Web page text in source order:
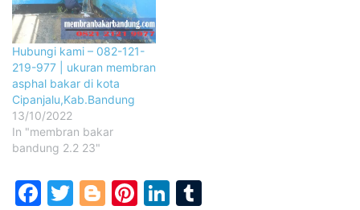
Hubungi kami – 082-121-
219-977 | ukuran membran
asphal bakar di kota
Cipanjalu,Kab.Bandung
13/10/2022
In "membran bakar
bandung 2.2 23"
Facebook
Twitter
Blogger
Pinterest
LinkedIn